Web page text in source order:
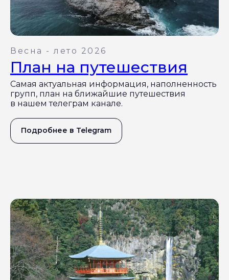
Весна - лето 2026
План на путешествия
Самая актуальная информация, наполненность
групп, план на ближайшие путешествия
в нашем телеграм канале.
Подробнее в Telegram